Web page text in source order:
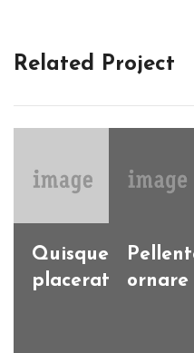
Related Project
Quisque
placerat
ornare